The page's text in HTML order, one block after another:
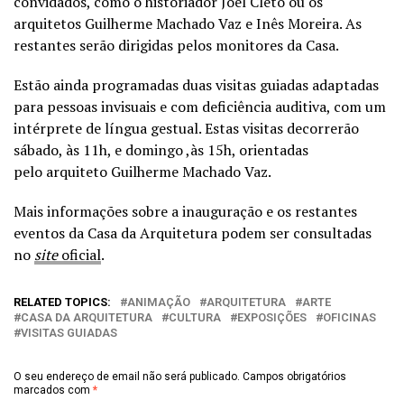
arquitetos Guilherme Machado Vaz e Inês Moreira. As
restantes serão dirigidas pelos monitores da Casa.
Estão ainda programadas duas visitas guiadas adaptadas
para pessoas invisuais e com deficiência auditiva, com um
intérprete de língua gestual. Estas visitas decorrerão
sábado, às 11h, e domingo ,às 15h, orientadas
pelo arquiteto Guilherme Machado Vaz.
Mais informações sobre a inauguração e os restantes
eventos da Casa da Arquitetura podem ser consultadas
no siteoficial.
RELATED TOPICS: ANIMAÇÃO ARQUITETURA
ARTE
CASA DA ARQUITETURA
CULTURA EXPOSIÇÕES
OFICINAS
VISITAS GUIADAS
O seu endereço de email não será publicado. Campos obrigatórios
marcados com *